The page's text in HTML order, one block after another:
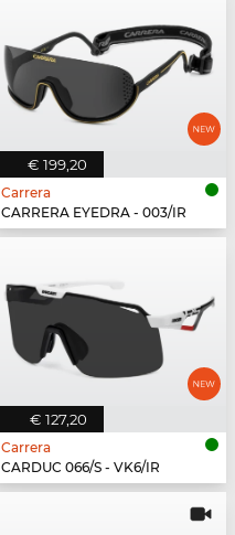
€ 199,20
Carrera
CARRERA EYEDRA - 003/IR
€ 127,20
Carrera
CARDUC 066/S - VK6/IR